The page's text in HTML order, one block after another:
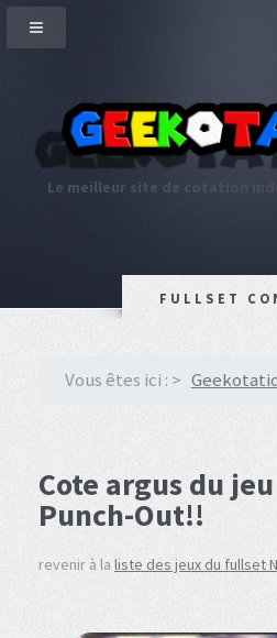
Le meilleur site de cotation
FULLSET
Vous êtes ici :
Cote argus du
Punch-Out!!
revenir à la liste des jeux du fullset